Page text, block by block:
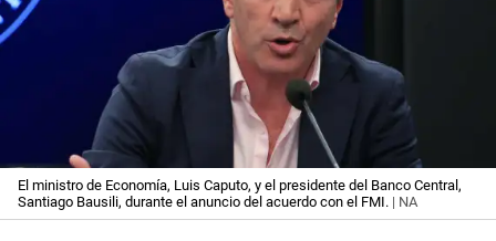
El ministro de Economía, Luis Caputo, y el presidente del Banco Central,
Santiago Bausili, durante el anuncio del acuerdo con el FMI. | NA